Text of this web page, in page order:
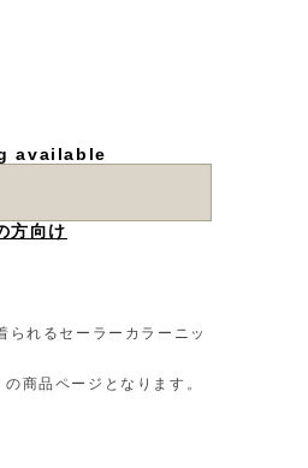
available
方向け
れるセーラーカラーニッ
商品ページとなります。